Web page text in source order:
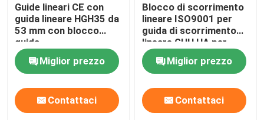
Guide lineari CE con
guida lineare HGH35 da
53 mm con blocco
guida
Miglior prezzo
Contattaci
Blocco di scorrimento
lineare ISO9001 per
guida di scorrimento
lineare GHH HA per
carichi pesanti
Miglior prezzo
Contattaci